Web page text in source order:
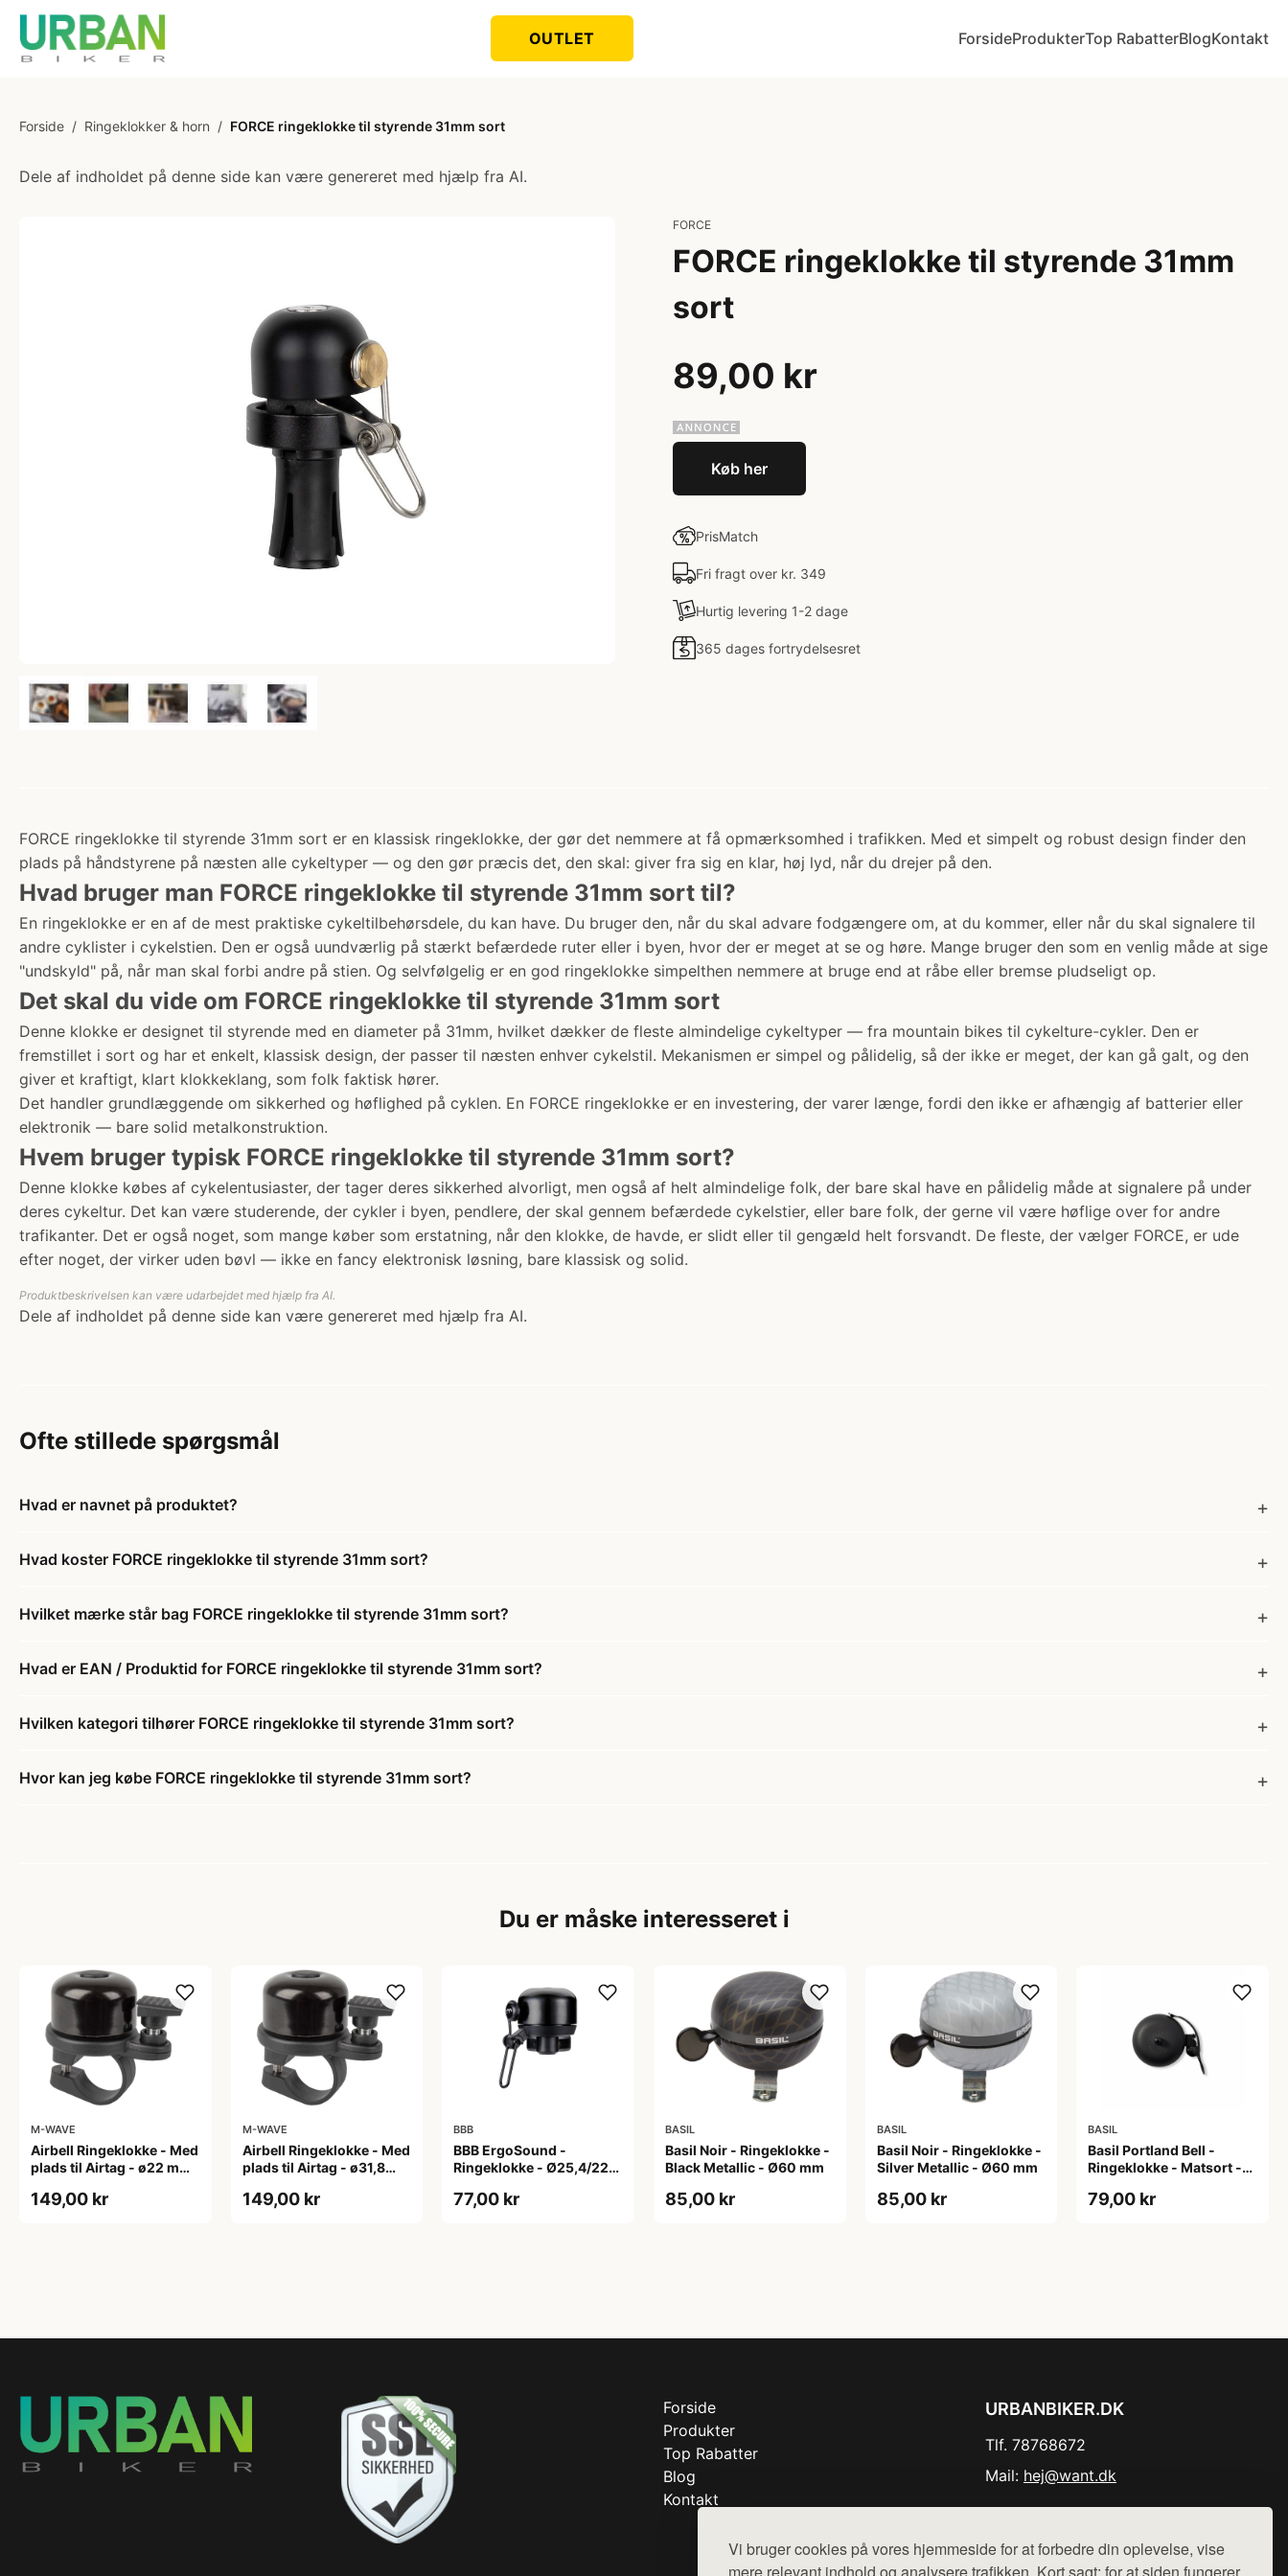
Vi bruger cookies på vores hjemmeside for at forbedre din oplevelse, vise
OUTLET ForsideProdukterTop RabatterBlogKontakt
Forside / Ringeklokker & horn / FORCE ringeklokke til styrende 31mm sort
Dele af indholdet på denne side kan være genereret med hjælp fra AI.
FORCE
FORCE ringeklokke til styrende 31mm
sort
89,00 kr
Køb her
PrisMatch
Fri fragt over kr. 349
Hurtig levering 1-2 dage
365 dages fortrydelsesret
FORCE ringeklokke til styrende 31mm sort er en klassisk ringeklokke, der gør det nemmere at få opmærksomhed i trafikken. Med et simpelt og robust design finder den
plads på håndstyrene på næsten alle cykeltyper — og den gør præcis det, den skal: giver fra sig en klar, høj lyd, når du drejer på den.
Hvad bruger man FORCE ringeklokke til styrende 31mm sort til?
En ringeklokke er en af de mest praktiske cykeltilbehørsdele, du kan have. Du bruger den, når du skal advare fodgængere om, at du kommer, eller når du skal signalere til
andre cyklister i cykelstien. Den er også uundværlig på stærkt befærdede ruter eller i byen, hvor der er meget at se og høre. Mange bruger den som en venlig måde at sige
"undskyld" på, når man skal forbi andre på stien. Og selvfølgelig er en god ringeklokke simpelthen nemmere at bruge end at råbe eller bremse pludseligt op.
Det skal du vide om FORCE ringeklokke til styrende 31mm sort
Denne klokke er designet til styrende med en diameter på 31mm, hvilket dækker de fleste almindelige cykeltyper — fra mountain bikes til cykelture-cykler. Den er
fremstillet i sort og har et enkelt, klassisk design, der passer til næsten enhver cykelstil. Mekanismen er simpel og pålidelig, så der ikke er meget, der kan gå galt, og den
giver et kraftigt, klart klokkeklang, som folk faktisk hører.
Det handler grundlæggende om sikkerhed og høflighed på cyklen. En FORCE ringeklokke er en investering, der varer længe, fordi den ikke er afhængig af batterier eller
elektronik — bare solid metalkonstruktion.
Hvem bruger typisk FORCE ringeklokke til styrende 31mm sort?
Denne klokke købes af cykelentusiaster, der tager deres sikkerhed alvorligt, men også af helt almindelige folk, der bare skal have en pålidelig måde at signalere på under
deres cykeltur. Det kan være studerende, der cykler i byen, pendlere, der skal gennem befærdede cykelstier, eller bare folk, der gerne vil være høflige over for andre
trafikanter. Det er også noget, som mange køber som erstatning, når den klokke, de havde, er slidt eller til gengæld helt forsvandt. De fleste, der vælger FORCE, er ude
efter noget, der virker uden bøvl — ikke en fancy elektronisk løsning, bare klassisk og solid.
Produktbeskrivelsen kan være udarbejdet med hjælp fra AI.
Dele af indholdet på denne side kan være genereret med hjælp fra AI.
Ofte stillede spørgsmål
Hvad er navnet på produktet?
Hvad koster FORCE ringeklokke til styrende 31mm sort?
Hvilket mærke står bag FORCE ringeklokke til styrende 31mm sort?
Hvad er EAN / Produktid for FORCE ringeklokke til styrende 31mm sort?
Hvilken kategori tilhører FORCE ringeklokke til styrende 31mm sort?
Hvor kan jeg købe FORCE ringeklokke til styrende 31mm sort?
Du er måske interesseret i
M-WAVE
Airbell Ringeklokke - Med
plads til Airtag - ø22 mm
149,00 kr
M-WAVE
Airbell Ringeklokke - Med
plads til Airtag - ø31,8
149,00 kr
BBB
BBB ErgoSound -
Ringeklokke - Ø25,4/22,2
77,00 kr
BASIL
Basil Noir - Ringeklokke -
Black Metallic - Ø60 mm
85,00 kr
BASIL
Basil Noir - Ringeklokke -
Silver Metallic - Ø60 mm
85,00 kr
BASIL
Basil Portland Bell -
Ringeklokke - Matsort -
79,00 kr
Forside
Produkter
Top Rabatter
Blog
Kontakt
URBANBIKER.DK
Tlf. 78768672
Mail: hej@want.dk